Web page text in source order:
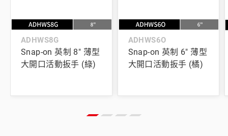
ADHWS8G
Snap-on 英制 8" 薄型
大開口活動扳手 (綠)
ADHWS6O
Snap-on 英制 6" 薄型
大開口活動扳手 (橘)